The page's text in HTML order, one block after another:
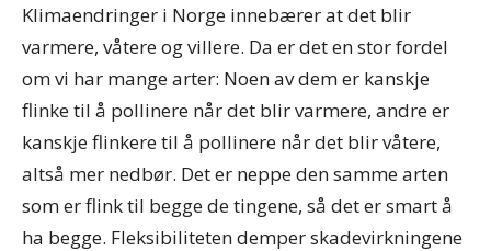
Klimaendringer i Norge innebærer at det blir
varmere, våtere og villere. Da er det en stor fordel
om vi har mange arter: Noen av dem er kanskje
flinke til å pollinere når det blir varmere, andre er
kanskje flinkere til å pollinere når det blir våtere,
altså mer nedbør. Det er neppe den samme arten
som er flink til begge de tingene, så det er smart å
ha begge. Fleksibiliteten demper skadevirkningene